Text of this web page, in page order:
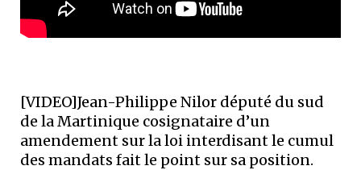
[VIDEO]Jean-Philippe Nilor député du sud
de la Martinique cosignataire d’un
amendement sur la loi interdisant le cumul
des mandats fait le point sur sa position.